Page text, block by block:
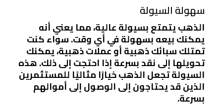
سهولة السيولة
الذهب يتمتع بسيولة عالية، مما يعني أنه
يمكنك بيعه بسهولة في أي وقت. سواء كنت
تمتلك سبائك ذهبية أو عملات ذهبية، يمكنك
تحويلها إلى نقد بسرعة إذا احتجت إلى ذلك. هذه
السيولة تجعل الذهب خيارًا مثاليًا للمستثمرين
الذين قد يحتاجون إلى الوصول إلى أموالهم
بسرعة.